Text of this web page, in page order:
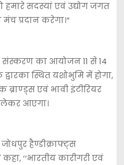
हमारे सदस्यां एवं उद्योग जगत
मंच प्रदान करेगा।”
का आयोजन 11 से 14
स्थित यशोभुमि में होगा,
एवं भावी इंटीरियर
आएगा।
जोधपुर हैण्डीक्राफ्ट्स
‘‘भारतीय कारीगरी एवं